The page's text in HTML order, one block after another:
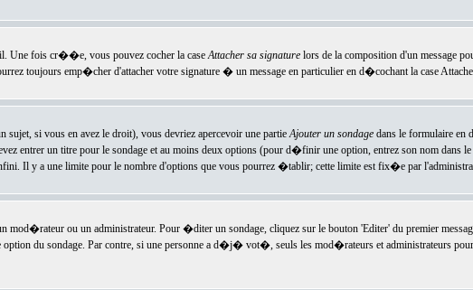
Une fois cr��e, vous pouvez cocher la caseAttacher sa signaturelors de la composition d'un message
toujours emp�cher d'attacher votre signature � un message en particulier en d�cochant la case
si vous en avez le droit), vous devriez apercevoir une partieAjouter un sondagedans le formulaire en
entrer un titre pour le sondage et au moins deux options (pour d�finir une option, entrez son nom dans
Il y a une limite pour le nombre d'options que vous pourrez �tablir; cette limite est fix�e par
ou un administrateur. Pour �diter un sondage, cliquez sur le bouton 'Editer' du premier
du sondage. Par contre, si une personne a d�j� vot�, seuls les mod�rateurs et administrateurs